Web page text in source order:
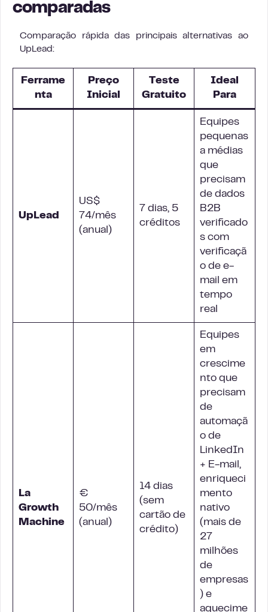
comparadas
Comparação rápida das principais alternativas ao
UpLead:
Ferrame
nta
Preço
Inicial
Teste
Gratuito
Ideal
Para
UpLead
US$
74/mês
(anual)
7 dias, 5
créditos
Equipes
pequenas
a médias
que
precisam
de dados
B2B
verificado
s com
verificaçã
o de e-
mail em
tempo
real
La
Growth
Machine
€
50/mês
(anual)
14 dias
(sem
cartão de
crédito)
Equipes
em
crescime
nto que
precisam
de
automaçã
o de
LinkedIn
+ E-mail,
enriqueci
mento
nativo
(mais de
27
milhões
de
empresas
) e
aquecime